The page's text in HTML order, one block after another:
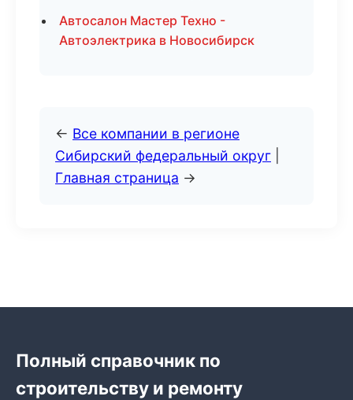
Автосалон Мастер Техно -
Автоэлектрика в Новосибирск
← Все компании в регионе
Сибирский федеральный округ
Главная страница →
Полный справочник по
строительству и ремонту